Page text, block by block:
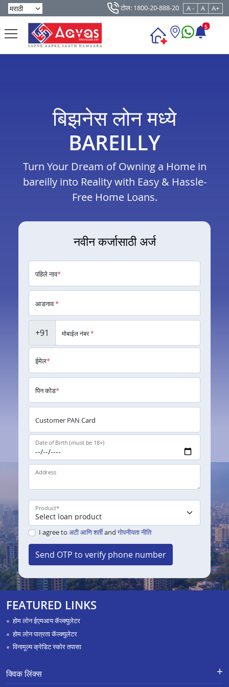
टोल: 1800-20-888-20 A - A A+
5
बिझनेस लोन मध्ये
BAREILLY
Turn Your Dream of Owning a Home in
bareilly into Reality with Easy & Hassle-
Free Home Loans.
नवीन कर्जासाठी अर्ज
पहिले नाव*
आडनाव*
+91 मोबाईल नंबर*
ईमेल*
पिन कोड*
Customer PAN Card
Date of Birth (must be 18+)
Address
Product*
I agree to अटी आणि शर्तीand गोपनीयता नीति
Send OTP to verify phone number
FEATURED LINKS
होम लोन ईएमआय कॅल्क्युलेटर
होम लोन पात्रता कॅल्क्युलेटर
विनामूल्य क्रेडिट स्कोर तपासा
क्विक लिंक्स